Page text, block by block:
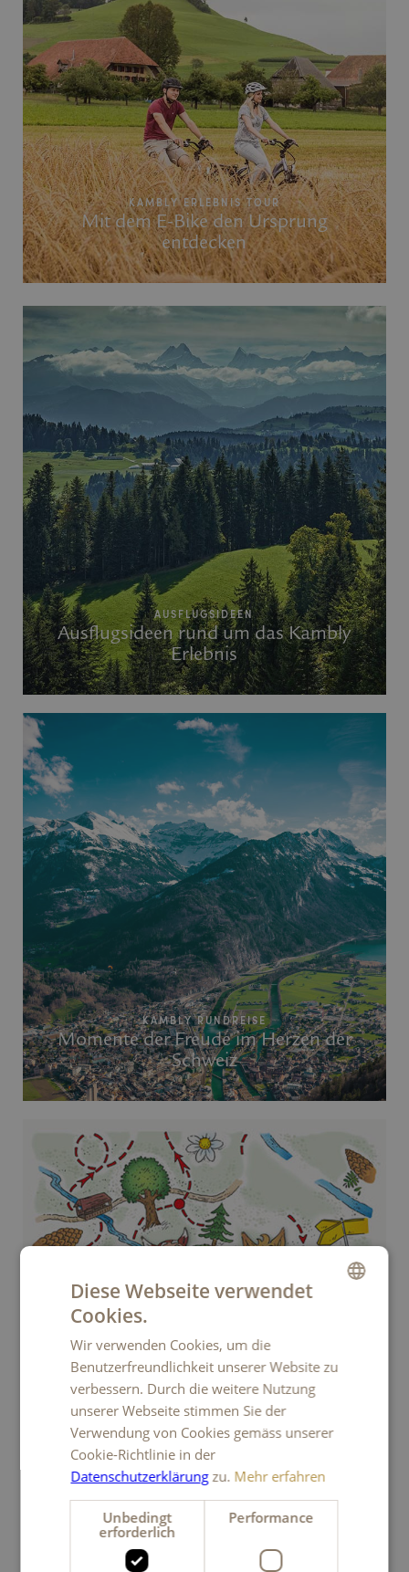
KAMBLY ERLEBNIS TOUR
Mit dem E-Bike den Ursprung
entdecken
AUSFLUGSIDEEN
Ausflugsideen rund um das Kambly
Erlebnis
KAMBLY RUNDREISE
Momente der Freude im Herzen der
Schweiz
ENTDECKERPFAD TRUBSCHACHEN
Ein Erlebnis für Gross und Klein
Diese Webseite verwendet
Cookies.
Wir verwenden Cookies, um die
Benutzerfreundlichkeit unserer Website zu
verbessern. Durch die weitere Nutzung
unserer Webseite stimmen Sie der
Verwendung von Cookies gemäss unserer
Cookie-Richtlinie in der
Datenschutzerklärungzu. Mehr erfahren
Unbedingt
erforderlich
Performance